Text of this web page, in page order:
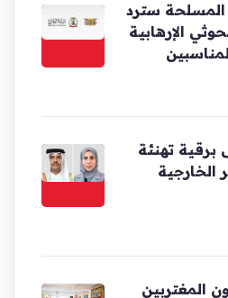
المسلحة سترد
الإرهابية
برقية تهنئة
الخارجية
المغتربين